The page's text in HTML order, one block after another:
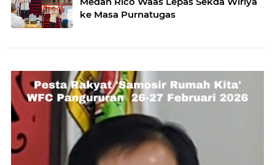
ke Masa Purnatugas